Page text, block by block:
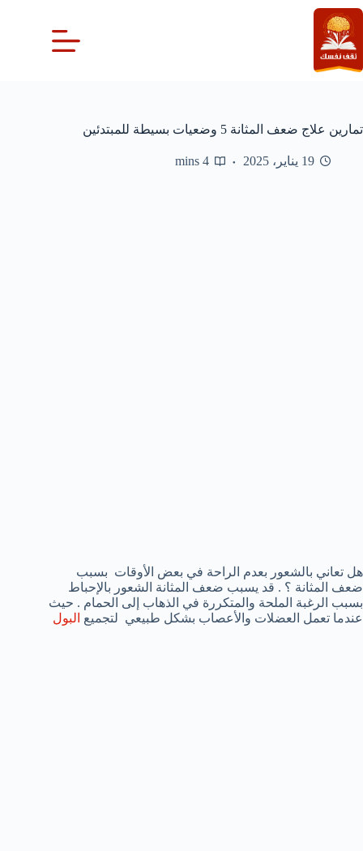
التجاوز
إلى
المحتوى
تمارين علاج ضعف المثانة 5 وضعيات بسيطة للمبتدئين
19 يناير، 2025 4 mins
هل تعاني بالشعور بعدم الراحة في بعض الأوقات بسبب
ضعف المثانة ؟ . قد يسبب ضعف المثانة الشعور بالإحباط
بسبب الرغبة الملحة والمتكررة في الذهاب إلى الحمام . حيث
عندما تعمل العضلات والأعصاب بشكل طبيعي لتجميع البول